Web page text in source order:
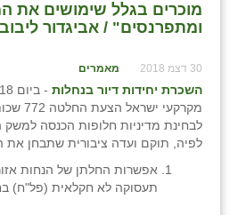
מוכרים בגלל שימושים את
ומתפרנסים" / אביגדור
30 דצמ 2018 מאמרים
השכרת יחידות דיור בנחלות - ביום 24.12.18
מקרקעי
לבחינת מדיניות חלופות הכנסה
לפיה, תוקם ועדה ציבורית שתבחן את
אפשרות החלתן של הנחות
תעסוקה לא חקלאית (פל"ח)